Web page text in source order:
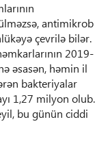
antimikrob
çevrilə bilər.
2019-
əsasən, həmin il
bakteriyalar
1,27 milyon olub.
bu günün ciddi